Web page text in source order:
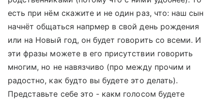
есть при нём скажите и не один раз, что: наш сын
начнёт общаться напрмер в свой день рождения
или на Новый год, он будет говорить со всеми. И
эти фразы можете в его присутствии говорить
многим, но не навязчиво (про между прочим и
радостно, как будто вы будете это делать).
Представьте себе это - какм голосом будете